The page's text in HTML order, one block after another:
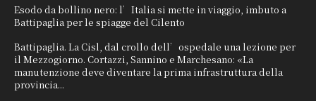
Esodo da bollino nero: l’Italia si mette in viaggio, imbuto a
Battipaglia per le spiagge del Cilento
Battipaglia. La Cisl, dal crollo dell’ospedale una lezione per
il Mezzogiorno. Cortazzi, Sannino e Marchesano: «La
manutenzione deve diventare la prima infrastruttura della
provincia...